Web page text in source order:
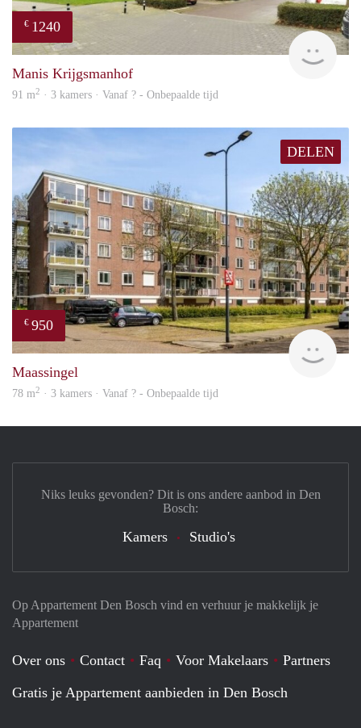
€ 1240
Manis Krijgsmanhof
91 m2 · 3 kamers · Vanaf ? - Onbepaalde tijd
DELEN
€ 950
Maassingel
78 m2 · 3 kamers · Vanaf ? - Onbepaalde tijd
Op Appartement Den Bosch vind en verhuur je makkelijk je
Appartement
Over ons Contact Faq Voor Makelaars
Partners
Gratis je Appartement aanbieden in Den Bosch
Niks leuks gevonden? Dit is ons andere aanbod in Den
Bosch:
Kamers Studio's